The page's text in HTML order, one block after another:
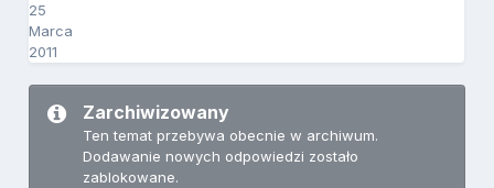
25
Marca
2011
Zarchiwizowany
Ten temat przebywa obecnie w archiwum.
Dodawanie nowych odpowiedzi zostało
zablokowane.